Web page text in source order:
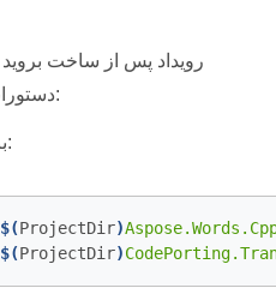
به Build Events → رویداد پس از ساخت بروید
دستورات زیر را اضافه کنید:
برای پیکربندی انتشار:
$(ProjectDir)
$(ProjectDir)